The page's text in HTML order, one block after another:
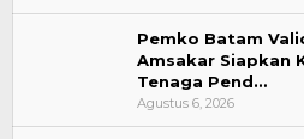
Pemko Batam
Amsakar Siapkan
Tenaga Pend…
Agustus 6, 2026